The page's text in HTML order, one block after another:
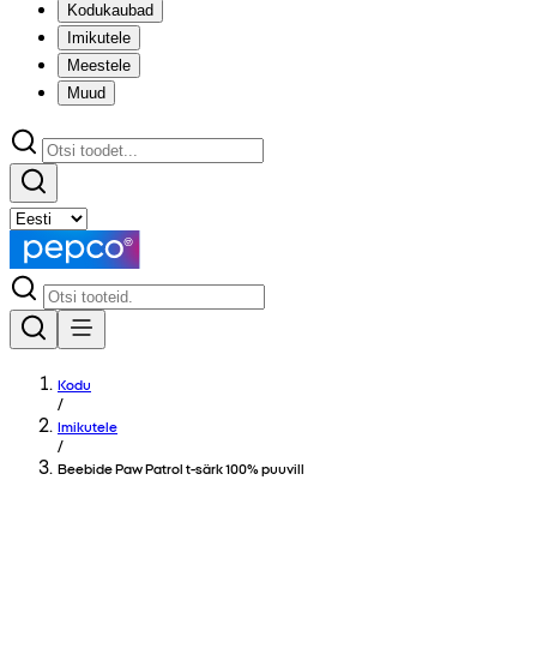
Kodukaubad
Imikutele
Meestele
Muud
Kodu
/
Imikutele
/
Beebide Paw Patrol t-särk 100% puuvill